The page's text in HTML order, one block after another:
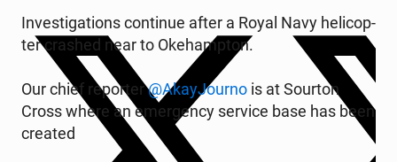
In­ve­sti­ga­tions con­ti­nue after a Royal Navy he­li­cop­
ter crashed near to Oke­hamp­ton.
Our chief re­por­ter@Akay­Jo­ur­no is at Sourton
Cross where an emer­gen­cy service base has been
created